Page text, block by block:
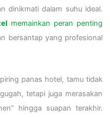
dinikmati dalam suhu ideal.
memainkan peran penting
bersantap yang profesional
panas hotel, tamu tidak
tetapi juga merasakan
hingga suapan terakhir.